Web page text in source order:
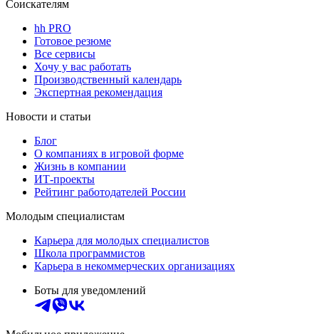
Соискателям
hh PRO
Готовое резюме
Все сервисы
Хочу у вас работать
Производственный календарь
Экспертная рекомендация
Новости и статьи
Блог
О компаниях в игровой форме
Жизнь в компании
ИТ-проекты
Рейтинг работодателей России
Молодым специалистам
Карьера для молодых специалистов
Школа программистов
Карьера в некоммерческих организациях
Боты для уведомлений